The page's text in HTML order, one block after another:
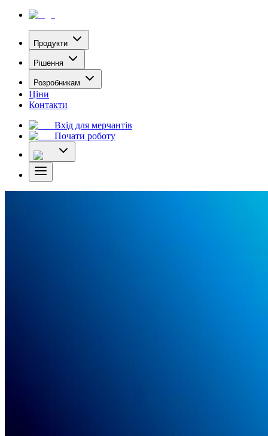
Продукти
Рішення
Розробникам
Ціни
Контакти
Вхід для мерчантів
Почати роботу